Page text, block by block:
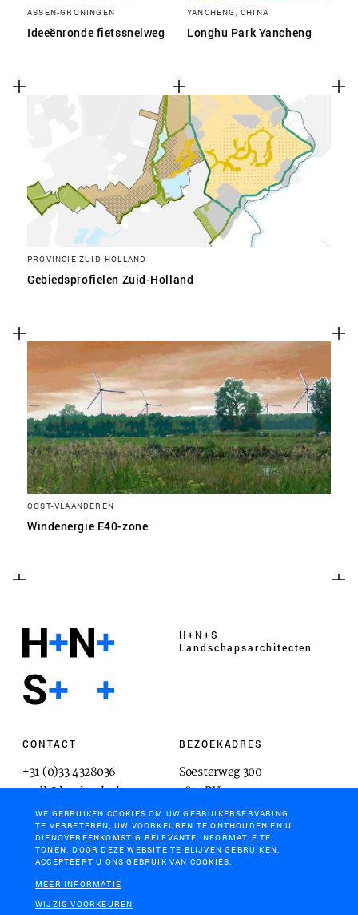
ASSEN-GRONINGEN
Ideeënronde fietssnelweg
YANCHENG, CHINA
Longhu Park Yancheng
PROVINCIE ZUID-HOLLAND
Gebiedsprofielen Zuid-Holland
OOST-VLAANDEREN
Windenergie E40-zone
H+N+S
Landschaps­architecten
CONTACT
+31 (0)33 4328036
mail@hnsland.nl
BEZOEKADRES
Soesterweg 300
3812 BH
Amersfoort
POSTADRES
Postbus 1603
WE GEBRUIKEN COOKIES OM UW GEBRUIKERSERVARING
TE VERBETEREN, UW VOORKEUREN TE ONTHOUDEN EN U
DIENOVEREENKOMSTIG RELEVANTE INFORMATIE TE
TONEN. DOOR DEZE WEBSITE TE BLIJVEN GEBRUIKEN,
ACCEPTEERT U ONS GEBRUIK VAN COOKIES.
MEER INFORMATIE
WIJZIG VOORKEUREN